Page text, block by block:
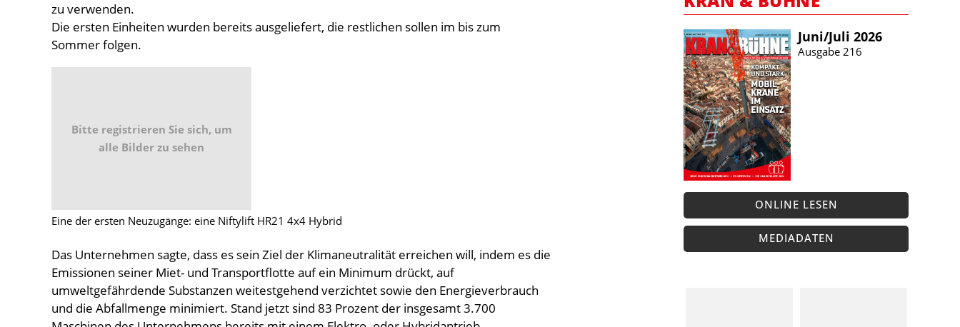
zu verwenden.
Die ersten Einheiten wurden bereits ausgeliefert, die restlichen sollen im bis zum
Sommer folgen.
Bitte registrieren Sie sich, um
alle Bilder zu sehen
Eine der ersten Neuzugänge: eine Niftylift HR21 4x4 Hybrid
Das Unternehmen sagte, dass es sein Ziel der Klimaneutralität erreichen will, indem es die
Emissionen seiner Miet- und Transportflotte auf ein Minimum drückt, auf
umweltgefährdende Substanzen weitestgehend verzichtet sowie den Energieverbrauch
und die Abfallmenge minimiert. Stand jetzt sind 83 Prozent der insgesamt 3.700
Juni/​Juli 2026
Ausgabe 216
ONLINE LESEN
MEDIADATEN